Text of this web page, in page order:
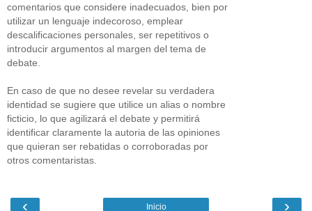
comentarios que considere inadecuados, bien por
utilizar un lenguaje indecoroso, emplear
descalificaciones personales, ser repetitivos o
introducir argumentos al margen del tema de
debate.
En caso de que no desee revelar su verdadera
identidad se sugiere que utilice un alias o nombre
ficticio, lo que agilizará el debate y permitirá
identificar claramente la autoria de las opiniones
que quieran ser rebatidas o corroboradas por
otros comentaristas.
‹ ›
Inicio